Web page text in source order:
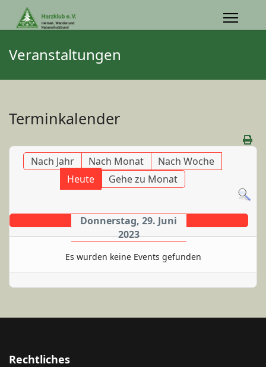
Veranstaltungen
Terminkalender
Nach Jahr Nach Monat
Nach Woche
Heute
Gehe zu Monat
Donnerstag, 29. Juni
2023
Es wurden keine Events gefunden
Rechtliches